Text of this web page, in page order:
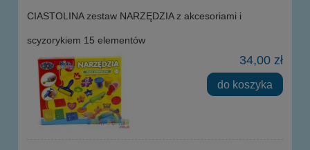
CIASTOLINA zestaw NARZĘDZIA z akcesoriami i
scyzorykiem 15 elementów
34,00 zł
do koszyka